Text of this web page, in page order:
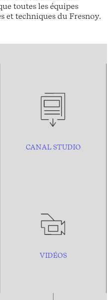
toutes les équipes
et techniques du Fresnoy.
CANAL STUDIO
VIDÉOS